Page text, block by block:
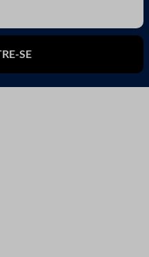
SE